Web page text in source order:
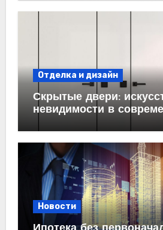
Отделка и дизайн
Скрытые двери:
невидимости в
Новости